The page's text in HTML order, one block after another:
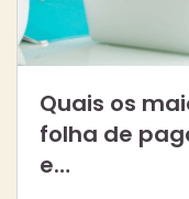
Quais os
folha de
e…